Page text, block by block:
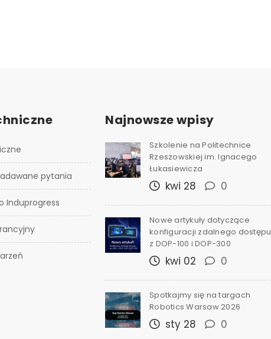
pytania
Induprogress
Najnowsze wpisy
Szkolenie na Politechnice
Rzeszowskiej im. Ignacego
Łukasiewicza
kwi 28 0
Nowe artykuły dotyczące
konfiguracji zdalnego dostępu
z DOP-100 i DOP-300
kwi 02 0
Spotkajmy się na targach
Robotics Warsaw 2026
sty 28 0